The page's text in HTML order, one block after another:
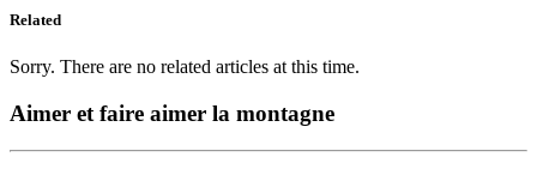
Related
Sorry. There are no related articles at this time.
Aimer et faire aimer la montagne